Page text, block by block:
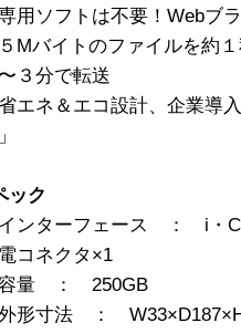
用ソフトは不要！Webブ
Mバイトのファイルを約
３分で転送
エネ＆エコ設計、企業導
ック
ンターフェース ： i・
コネクタ×1
量 ： 250GB
形寸法 ：